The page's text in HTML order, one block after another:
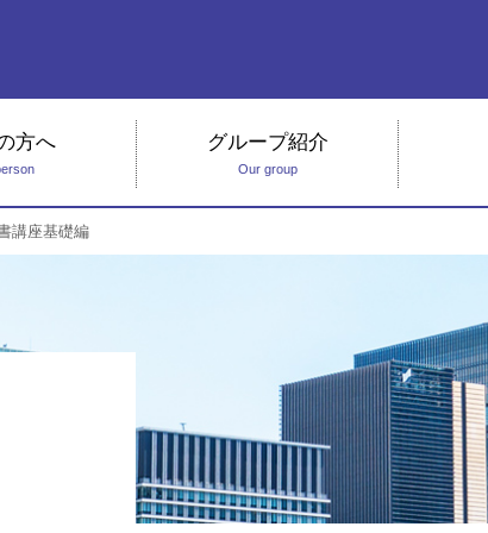
方へ グループ紹介
Our group
講座基礎編